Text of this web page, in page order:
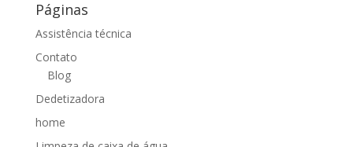
Páginas
Assistência técnica
Contato
Blog
Dedetizadora
home